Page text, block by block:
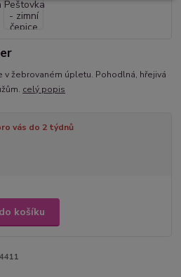
v žebrovaném úpletu. Pohodlná, hřejivá
celý popis
vás do 2 týdnů
košíku